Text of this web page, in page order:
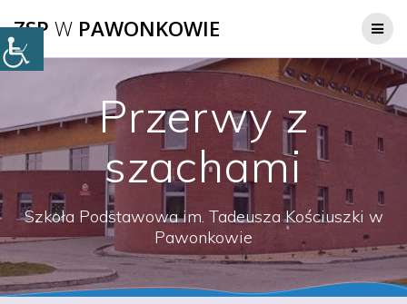
do
ZSP W PAWONKOWIE
Przerwy z
szachami
Szkoła Podstawowa im. Tadeusza Kościuszki w
Pawonkowie